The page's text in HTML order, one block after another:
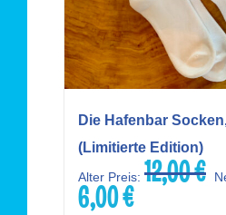
Die Hafenbar
(Limitierte Edition)
Alter Preis: 12,00€
6,00€Aktueller